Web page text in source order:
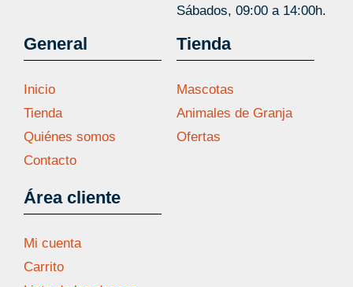
Sábados, 09:00 a 14:00h.
General
Inicio
Tienda
Quiénes somos
Contacto
Área cliente
Mi cuenta
Carrito
Tienda
Mascotas
Animales de Granja
Ofertas